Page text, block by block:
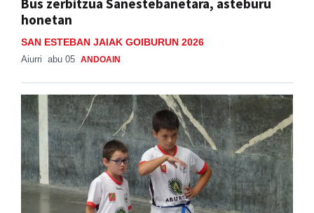
Bus zerbitzua Sanestebanetara, asteburu
honetan
SAN ESTEBAN JAIAK GOIBURUN 2026
Aiurri abu 05 ANDOAIN